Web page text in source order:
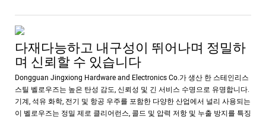
다재다능하고 내구성이 뛰어나며 정밀하
며 신뢰할 수 있습니다
Dongguan Jingxiong Hardware and Electronics Co.가 생산 한 스테인리스
스틸 벨로우즈는 높은 탄성 감도, 신뢰성 및 긴 서비스 수명으로 유명합니다.
기계, 석유 화학, 전기 및 항공 우주를 포함한 다양한 산업에서 널리 사용되는
이 벨로우즈는 정밀 제로 클리어런스, 콜드 및 압력 저항 및 누출 방지를 특징